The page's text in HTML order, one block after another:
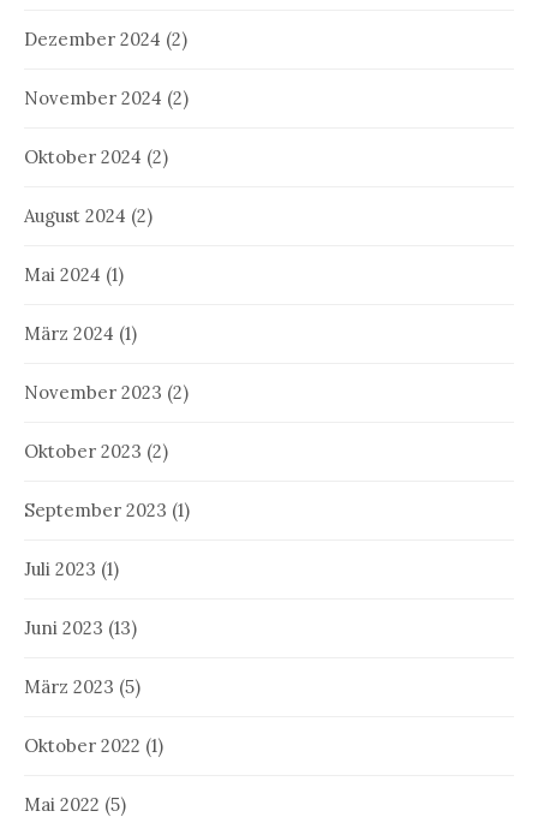
Dezember 2024 (2)
November 2024 (2)
Oktober 2024 (2)
August 2024 (2)
Mai 2024 (1)
März 2024 (1)
November 2023 (2)
Oktober 2023 (2)
September 2023 (1)
Juli 2023 (1)
Juni 2023 (13)
März 2023 (5)
Oktober 2022 (1)
Mai 2022 (5)